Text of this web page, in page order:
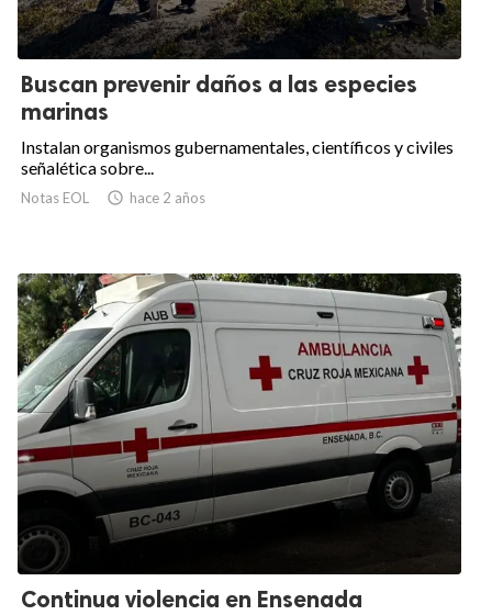
Buscan prevenir daños a las especies
marinas
Instalan organismos gubernamentales, científicos y civiles
señalética sobre...
Notas EOL  hace 2 años
Continua violencia en Ensenada